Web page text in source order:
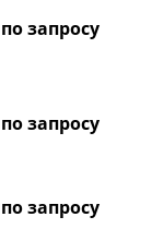
по запросу
по запросу
по запросу